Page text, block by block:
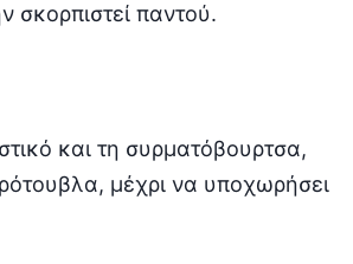
σκορπιστεί παντού.
και τη συρματόβουρτσα,
μέχρι να υποχωρήσει